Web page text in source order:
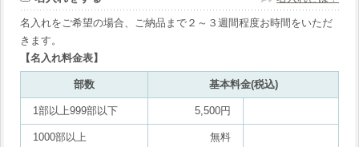
名入れをご希望の場合、ご納品まで２～３週間程度お時間をいただ
きます。
【名入れ料金表】
部数 基本料金(税込)
1部以上999部以下 5,500円
1000部以上
無料